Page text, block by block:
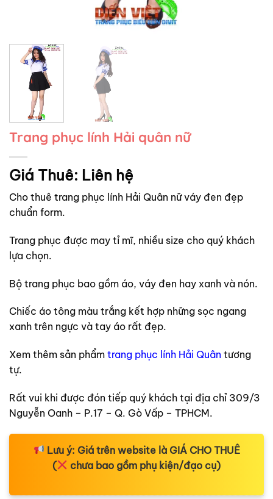
Trang phục lính Hải quân nữ
Giá Thuê: Liên hệ
Cho thuê trang phục lính Hải Quân nữ váy đen đẹp
chuẩn form.
Trang phục được may tỉ mĩ, nhiều size cho quý khách
lựa chọn.
Bộ trang phục bao gồm áo, váy đen hay xanh và nón.
Chiếc áo tông màu trắng kết hợp những sọc ngang
xanh trên ngực và tay áo rất đẹp.
Xem thêm sản phẩm trang phục lính Hải Quân tương
tự.
Rất vui khi được đón tiếp quý khách tại địa chỉ 309/3
Nguyễn Oanh – P.17 – Q. Gò Vấp – TPHCM.
Lưu ý: Giá trên website là GIÁ CHO THUÊ
(
chưa bao gồm phụ kiện/đạo cụ)